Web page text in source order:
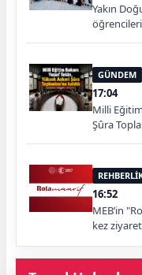
Yakın
GÜNDEM
17:04
Milli
Şûra
16:52
MEB’in
kez